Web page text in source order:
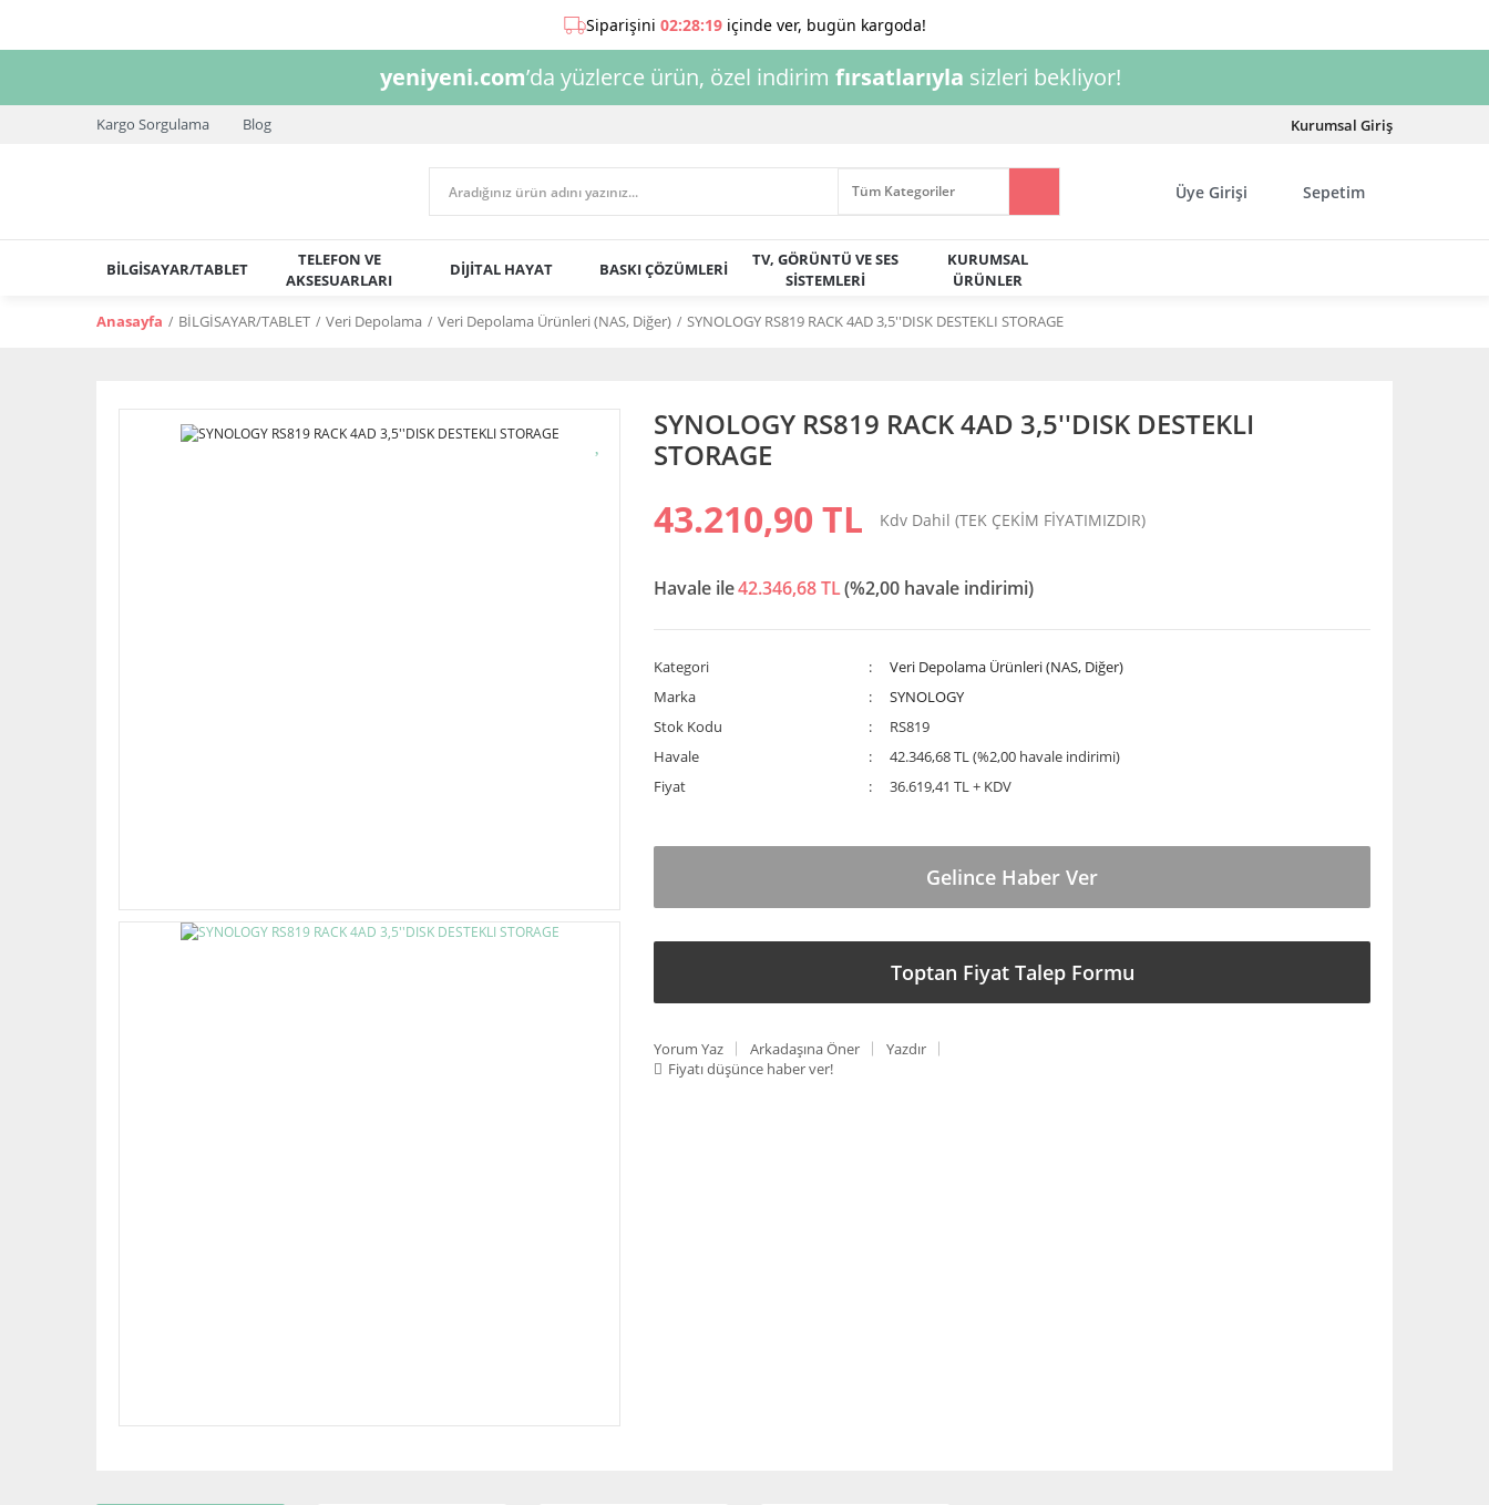
yeniyeni.com’da yüzlerce ürün, özel indirim fırsatlarıyla sizleri bekliyor!
Kargo Sorgulama Blog Kurumsal Giriş
Üye Girişi Sepetim
BİLGİSAYAR/TABLET
TELEFON VE
AKSESUARLARI
DİJİTAL HAYAT BASKI ÇÖZÜMLERİ
TV, GÖRÜNTÜ VE SES
SİSTEMLERİ
KURUMSAL
ÜRÜNLER
Anasayfa BİLGİSAYAR/TABLET Veri Depolama Veri Depolama Ürünleri (NAS, Diğer) SYNOLOGY RS819 RACK 4AD 3,5''DISK DESTEKLI STORAGE
SYNOLOGY RS819 RACK 4AD 3,5''DISK DESTEKLI
STORAGE
43.210,90 TL Kdv Dahil (TEK ÇEKİM FİYATIMIZDIR)
Havale ile42.346,68 TL(%2,00 havale indirimi)
Kategori
Veri Depolama Ürünleri (NAS, Diğer)
Marka
SYNOLOGY
Stok Kodu
RS819
Havale
42.346,68 TL (%2,00 havale indirimi)
Fiyat
36.619,41 TL + KDV
Gelince Haber Ver
Toptan Fiyat Talep Formu
Yorum Yaz Arkadaşına Öner
Yazdır
Fiyatı düşünce haber ver!